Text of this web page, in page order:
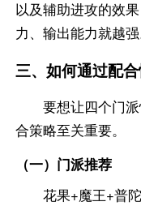
以及辅助进攻的效
力、输出能力就越强
三、如何通过配
要想让四个门派
合策略至关重要。
（一）门派推荐
花果+魔王+普陀